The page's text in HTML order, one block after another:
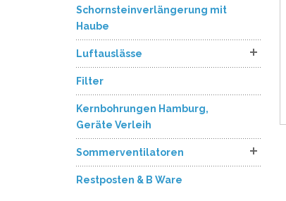
Schornsteinverlängerung mit
Haube
Luftauslässe
Filter
Kernbohrungen Hamburg,
Geräte Verleih
Sommerventilatoren
Restposten & B Ware